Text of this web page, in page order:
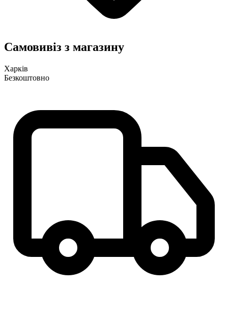
Самовивіз з магазину
Харків
Безкоштовно